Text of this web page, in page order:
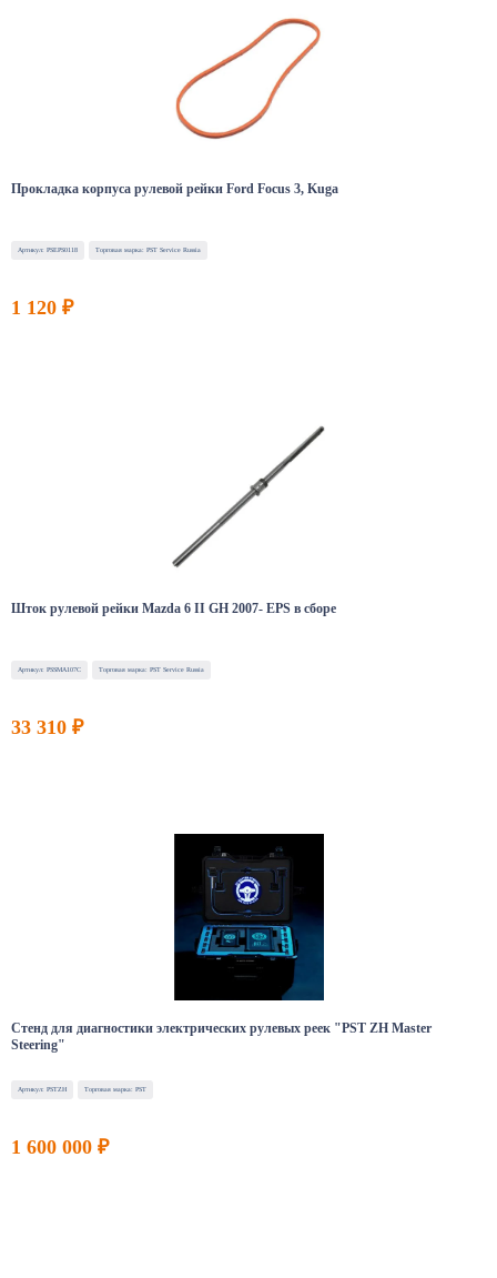
Прокладка корпуса рулевой рейки Ford Focus 3, Kuga
Артикул: PSEPS0118 Торговая марка: PST Service Russia
1 120 ₽
Шток рулевой рейки Mazda 6 II GH 2007- EPS в сборе
Артикул: PSSMA107C Торговая марка: PST Service Russia
33 310 ₽
Стенд для диагностики электрических рулевых реек "PST ZH Master
Steering"
Артикул: PSTZH Торговая марка: PST
1 600 000 ₽